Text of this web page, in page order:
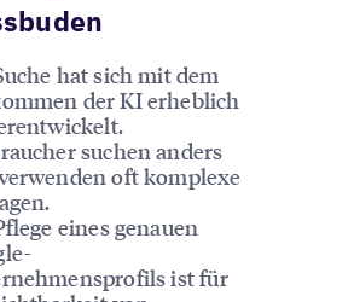
hat sich mit dem
der KI erheblich
suchen anders
oft komplexe
eines genauen
ist für